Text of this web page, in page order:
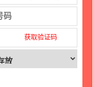
获取验证码